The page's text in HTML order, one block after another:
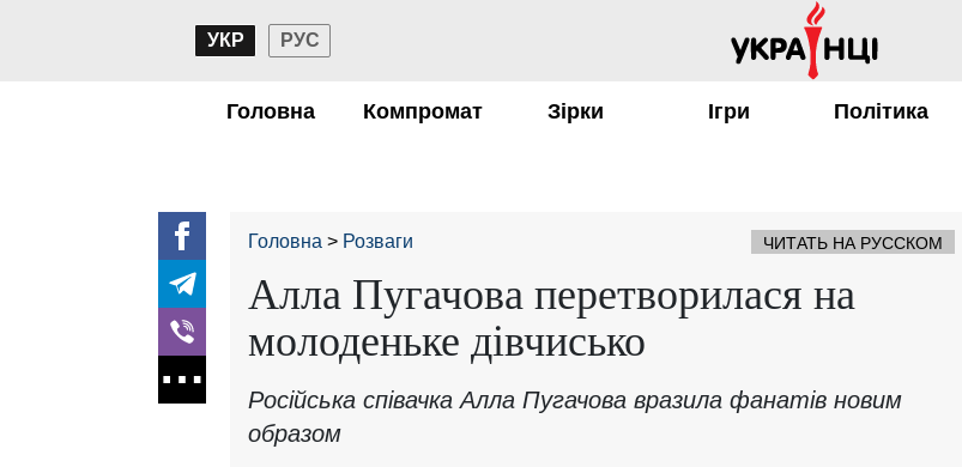
УКР РУС
Головна Компромат Зірки Ігри Політика
Головна Розваги ЧИТАТЬ НА РУССКОМ
Алла Пугачова перетворилася на
молоденьке дівчисько
Російська співачка Алла Пугачова вразила фанатів новим
образом